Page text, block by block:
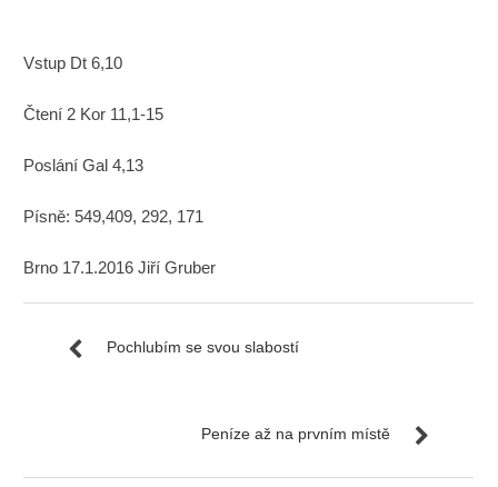
Vstup Dt 6,10
Čtení 2 Kor 11,1-15
Poslání Gal 4,13
Písně: 549,409, 292, 171
Brno 17.1.2016 Jiří Gruber
Pochlubím se svou slabostí
Peníze až na prvním místě